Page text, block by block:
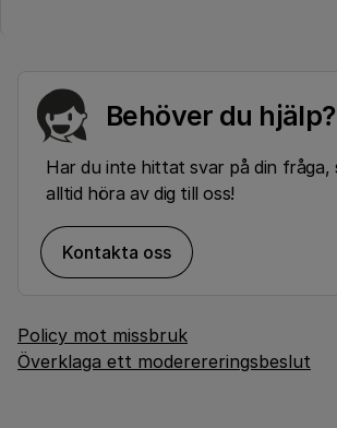
Behöver du hjälp?
Har du inte hittat svar på din fråga,
alltid höra av dig till oss!
Kontakta oss
Policy mot missbruk
Överklaga ett moderereringsbeslut